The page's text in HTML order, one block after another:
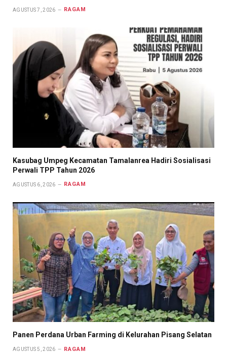
AGUSTUS 7, 2026 RAGAM
Kasubag Umpeg Kecamatan Tamalanrea Hadiri Sosialisasi
Perwali TPP Tahun 2026
AGUSTUS 6, 2026 RAGAM
Panen Perdana Urban Farming di Kelurahan Pisang Selatan
AGUSTUS 5, 2026 RAGAM